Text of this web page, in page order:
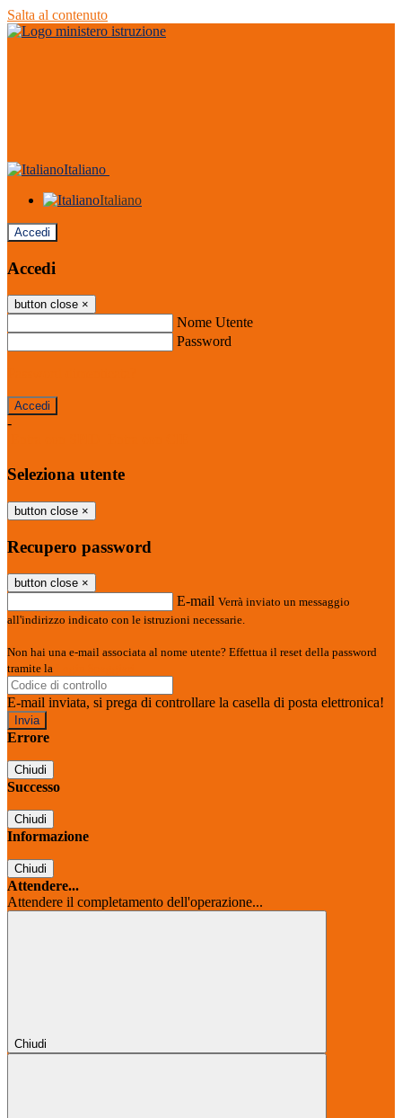
Salta al contenuto
Italiano
Italiano
Accedi
Accedi
button close ×
Nome Utente
Password
-
Seleziona utente
button close ×
Recupero password
button close ×
E-mail Verrà inviato un messaggio
all'indirizzo indicato con le istruzioni necessarie.
Non hai una e-mail associata al nome utente? Effettua il reset della password
tramite la
E-mail inviata, si prega di controllare la casella di posta elettronica!
Errore
Chiudi
Successo
Chiudi
Informazione
Chiudi
Attendere...
Attendere il completamento dell'operazione...
Chiudi